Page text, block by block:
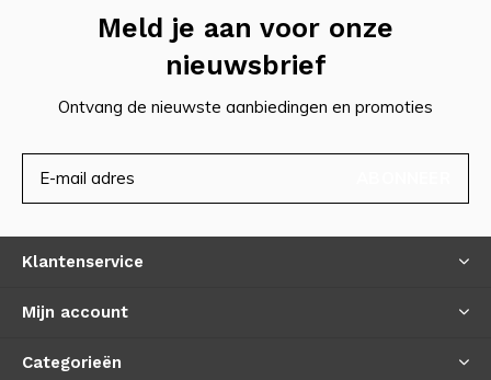
Meld je aan voor onze
nieuwsbrief
Ontvang de nieuwste aanbiedingen en promoties
Klantenservice
Mijn account
Categorieën